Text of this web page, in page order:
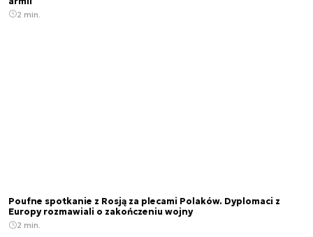
2 min.
Poufne spotkanie z Rosją za plecami Polaków. Dyplomaci z
Europy rozmawiali o zakończeniu wojny
2 min.